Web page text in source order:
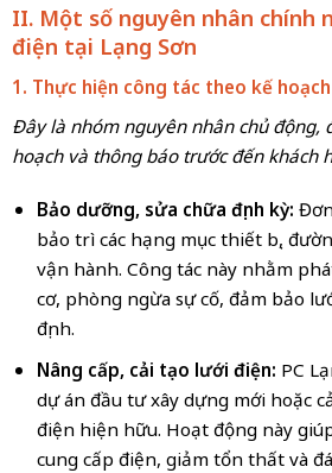
II. Một số nguyên nhân chính
điện tại Lạng Sơn
1. Thực hiện công tác theo kế
Đây là nhóm nguyên nhân chủ động,
hoạch và thông báo trước đến khách
Bảo dưỡng, sửa chữa định kỳ:
bảo trì các hạng mục thiết bị,
vận hành. Công tác này nhằm
cơ, phòng ngừa sự cố, đảm bảo
định.
Nâng cấp, cải tạo lưới điện: PC
dự án đầu tư xây dựng mới hoặc
điện hiện hữu. Hoạt động này
cung cấp điện, giảm tổn thất và